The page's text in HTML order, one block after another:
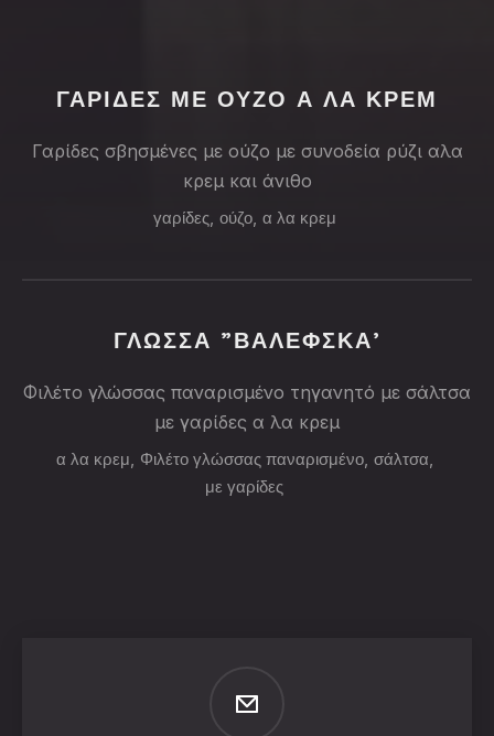
ΓΑΡΙΔΕΣ ΜΕ ΟΥΖΟ Α ΛΑ ΚΡΕΜ
Γαρίδες σβησμένες με ούζο με συνοδεία ρύζι αλα
κρεμ και άνιθο
γαρίδες, ούζο, α λα κρεμ
ΓΛΩΣΣΑ ”ΒΑΛΕΦΣΚΑ’
Φιλέτο γλώσσας παναρισμένο τηγανητό με σάλτσα
με γαρίδες α λα κρεμ
α λα κρεμ, Φιλέτο γλώσσας παναρισμένο, σάλτσα,
με γαρίδες